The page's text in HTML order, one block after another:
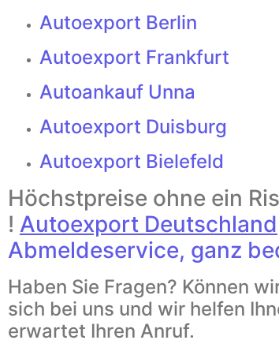
Autoexport Berlin
Autoexport Frankfurt
Autoankauf Unna
Autoexport Duisburg
Autoexport Bielefeld
Höchstpreise ohne ein
! Autoexport Deutschland
Abmeldeservice, ganz
Haben Sie Fragen? Können
sich bei uns und wir helfen
erwartet Ihren Anruf.